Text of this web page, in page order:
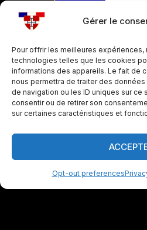
Gérer le
Pour offrir les meilleures expériences,
technologies telles que les cookies
informations des appareils. Le fait de
nous permettra de traiter des
de navigation ou les ID uniques sur ce
consentir ou de retirer son
sur certaines caractéristiques et
Opt-out preferences
Created with
Toulouse - Tous